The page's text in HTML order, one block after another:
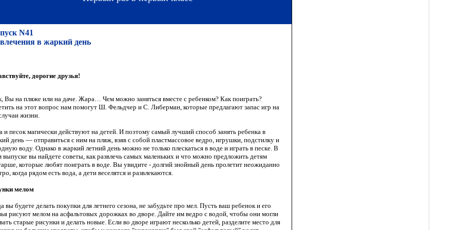
N41
в жаркий день
дорогие друзья!
Вы на пляже или на даче. Жара… Чем можно заняться вместе с ребенком? Как поиграть?
на этот вопрос нам помогут Ш. Фельдчер и С. Либерман, которые предлагают запас игр на
жизни.
и песок магически действуют на детей. И поэтому самый лучший способ занять ребенка в
день — отправиться с ним на пляж, взяв с собой пластмассовое ведро, игрушки, подстилку и
воду. Однако в жаркий летний день можно не только плескаться в воде и играть в песке. В
выпуске вы найдете советы, как развлечь самых маленьких и что можно предложить детям
которые любят поиграть в воде. Вы увидите - долгий знойный день пролетит неожиданно
когда рядом есть вода, а дети веселятся и развлекаются.
мелом
вы будете делать покупки для летнего сезона, не забудьте про мел. Пусть ваш ребенок и его
рисуют мелом на асфальтовых дорожках во дворе. Дайте им ведро с водой, чтобы они могли
старые рисунки и делать новые. Если во дворе играют несколько детей, разделите место для